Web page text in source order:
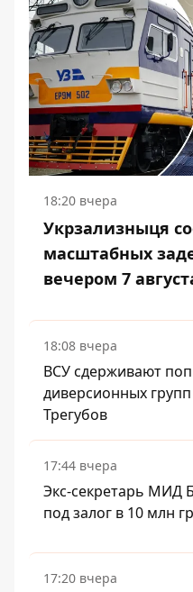
18:20 вчера
Укрзализныця
масштабных
вечером 7
18:08 вчера
ВСУ сдерживают
диверсионных
Трегубов
17:44 вчера
Экс-секретарь МИД
под залог в 10 млн
17:20 вчера